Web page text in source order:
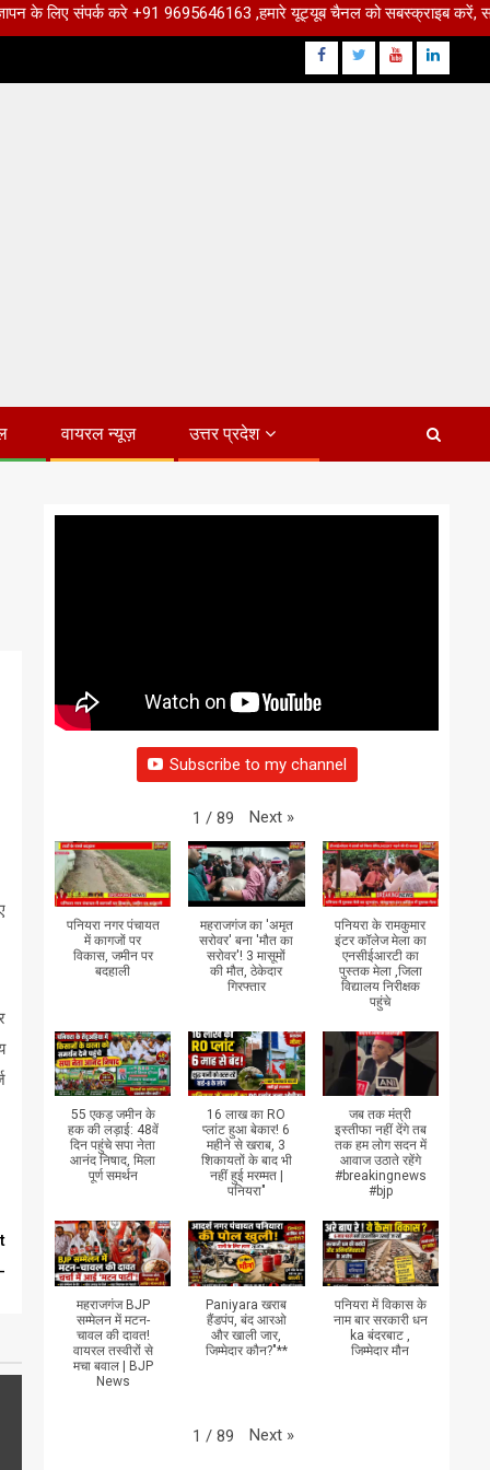
लिए संपर्क करे +91 9695646163 ,हमारे यूट्यूब चैनल को सबस्क्राइब करें, साथ
Facebook
TwitterYoutubeLinkdin
वायरल न्यूज़ उत्तर प्रदेश
Subscribe to my channel
1 / 89 Next »
पनियरा नगर पंचायत
में कागजों पर
विकास, जमीन पर
बदहाली
महराजगंज का 'अमृत
सरोवर' बना 'मौत का
सरोवर'! 3 मासूमों
की मौत, ठेकेदार
गिरफ्तार
पनियरा के रामकुमार
इंटर कॉलेज मेला का
एनसीईआरटी का
पुस्तक मेला ,जिला
विद्यालय निरीक्षक
पहुंचे
55 एकड़ जमीन के
हक की लड़ाई: 48वें
दिन पहुंचे सपा नेता
आनंद निषाद, मिला
पूर्ण समर्थन
16 लाख का RO
प्लांट हुआ बेकार! 6
महीने से खराब, 3
शिकायतों के बाद भी
नहीं हुई मरम्मत |
पनियरा"
जब तक मंत्री
इस्तीफा नहीं देंगे तब
तक हम लोग सदन में
आवाज उठाते रहेंगे
#breakingnews
#bjp
महराजगंज BJP
सम्मेलन में मटन-
चावल की दावत!
वायरल तस्वीरों से
मचा बवाल | BJP
News
Paniyara खराब
हैंडपंप, बंद आरओ
और खाली जार,
जिम्मेदार कौन?"**
पनियरा में विकास के
नाम बार सरकारी धन
ka बंदरबाट ,
जिम्मेदार मौन
1 / 89 Next »